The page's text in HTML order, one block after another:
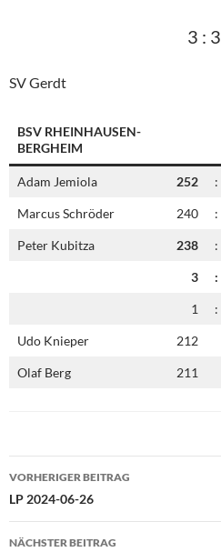
3 : 3
SV Gerdt
BSV RHEINHAUSEN-
BERGHEIM
Adam Jemiola 252 :
Marcus Schröder 240 :
Peter Kubitza 238 :
3 :
1 :
Udo Knieper 212
Olaf Berg 211
Beitragsnavigation
VORHERIGER BEITRAG
LP 2024-06-26
NÄCHSTER BEITRAG